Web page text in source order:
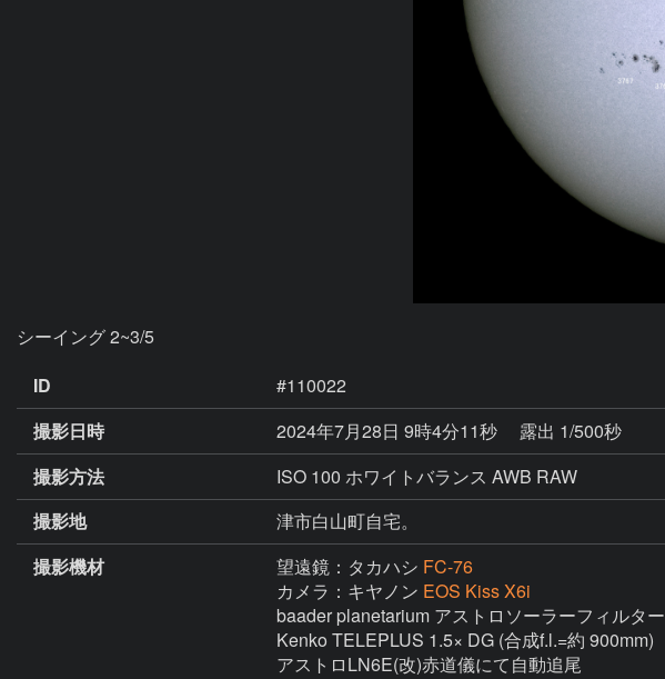
シーイング 2~3/5
ID
#110022
撮影日時
2024年7月28日 9時4分11秒
露出 1/500秒
撮影方法
ISO 100 ホワイトバランス AWB RAW
撮影地
津市白山町自宅。
撮影機材
望遠鏡：タカハシ FC-76
カメラ：キヤノン EOS Kiss X6i
baader planetarium アストロソーラーフィルター
Kenko TELEPLUS 1.5× DG (合成f.l.=約 900mm)
アストロLN6E(改)赤道儀にて自動追尾